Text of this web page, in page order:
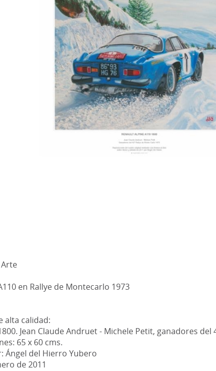
en Rallye de Montecarlo 1973
alta calidad:
Jean Claude Andruet - Michele Petit, ganadores del
65 x 60 cms.
Ángel del Hierro Yubero
de 2011